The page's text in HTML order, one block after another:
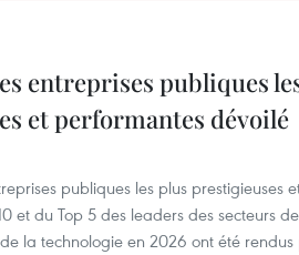
entreprises publiques
et performantes dévoilé
publiques les plus prestigieuses
et du Top 5 des leaders des secteurs
la technologie en 2026 ont été